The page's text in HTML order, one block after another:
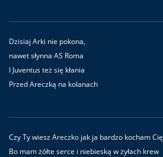
Dzisiaj Arki nie pokona,
nawet słynna AS Roma
I Juventus też się kłania
Przed Areczką na kolanach
Czy Ty wiesz Areczko jak ja bardzo kocham Cię
Bo mam żółte serce i niebieską w żyłach krew